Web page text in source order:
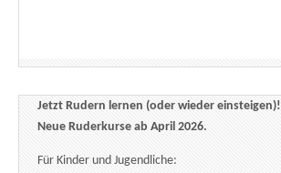
Jetzt Rudern lernen (oder wieder einsteigen)!
Neue Ruderkurse ab April 2026.
Für Kinder und Jugendliche: